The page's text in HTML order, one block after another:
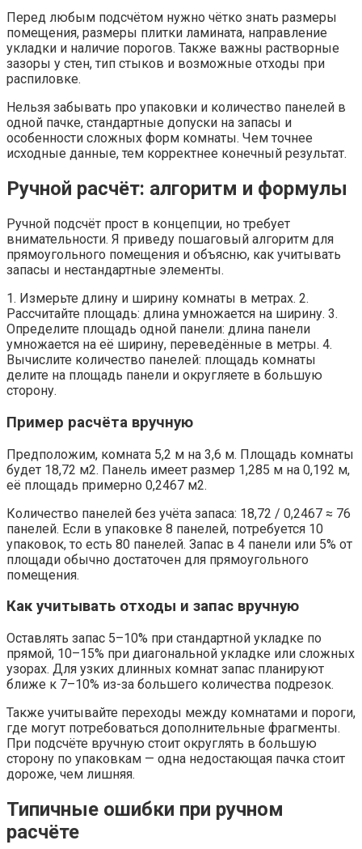
Перед любым подсчётом нужно чётко знать размеры
помещения, размеры плитки ламината, направление
укладки и наличие порогов. Также важны растворные
зазоры у стен, тип стыков и возможные отходы при
распиловке.
Нельзя забывать про упаковки и количество панелей в
одной пачке, стандартные допуски на запасы и
особенности сложных форм комнаты. Чем точнее
исходные данные, тем корректнее конечный результат.
Ручной расчёт: алгоритм и формулы
Ручной подсчёт прост в концепции, но требует
внимательности. Я приведу пошаговый алгоритм для
прямоугольного помещения и объясню, как учитывать
запасы и нестандартные элементы.
1. Измерьте длину и ширину комнаты в метрах. 2.
Рассчитайте площадь: длина умножается на ширину. 3.
Определите площадь одной панели: длина панели
умножается на её ширину, переведённые в метры. 4.
Вычислите количество панелей: площадь комнаты
делите на площадь панели и округляете в большую
сторону.
Пример расчёта вручную
Предположим, комната 5,2 м на 3,6 м. Площадь комнаты
будет 18,72 м2. Панель имеет размер 1,285 м на 0,192 м,
её площадь примерно 0,2467 м2.
Количество панелей без учёта запаса: 18,72 / 0,2467 ≈ 76
панелей. Если в упаковке 8 панелей, потребуется 10
упаковок, то есть 80 панелей. Запас в 4 панели или 5% от
площади обычно достаточен для прямоугольного
помещения.
Как учитывать отходы и запас вручную
Оставлять запас 5–10% при стандартной укладке по
прямой, 10–15% при диагональной укладке или сложных
узорах. Для узких длинных комнат запас планируют
ближе к 7–10% из-за большего количества подрезок.
Также учитывайте переходы между комнатами и пороги,
где могут потребоваться дополнительные фрагменты.
При подсчёте вручную стоит округлять в большую
сторону по упаковкам — одна недостающая пачка стоит
дороже, чем лишняя.
Типичные ошибки при ручном
расчёте